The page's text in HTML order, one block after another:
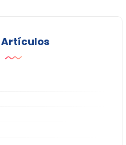
Artículos